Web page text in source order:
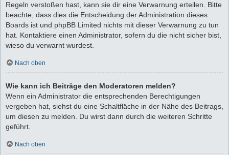
Regeln verstoßen hast, kann sie dir eine Verwarnung erteilen. Bitte
beachte, dass dies die Entscheidung der Administration dieses
Boards ist und phpBB Limited nichts mit dieser Verwarnung zu tun
hat. Kontaktiere einen Administrator, sofern du die nicht sicher bist,
wieso du verwarnt wurdest.
Nach oben
Wie kann ich Beiträge den Moderatoren melden?
Wenn ein Administrator die entsprechenden Berechtigungen
vergeben hat, siehst du eine Schaltfläche in der Nähe des Beitrags,
um diesen zu melden. Du wirst dann durch die weiteren Schritte
geführt.
Nach oben